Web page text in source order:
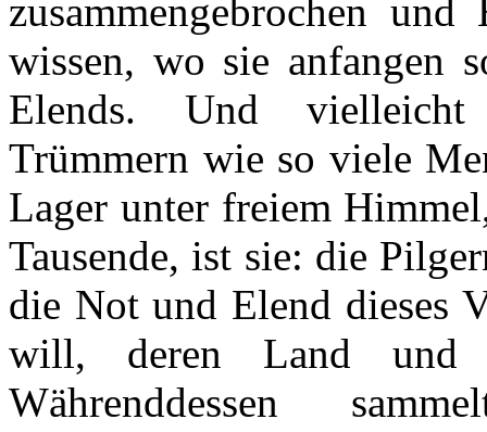
zusammengebrochen
wissen, wo sie anfangen
Elends. Und vielleicht
Trümmern wie so viele
Lager unter freiem
Tausende, ist sie: die
die Not und Elend dieses
will, deren Land
Währenddessen